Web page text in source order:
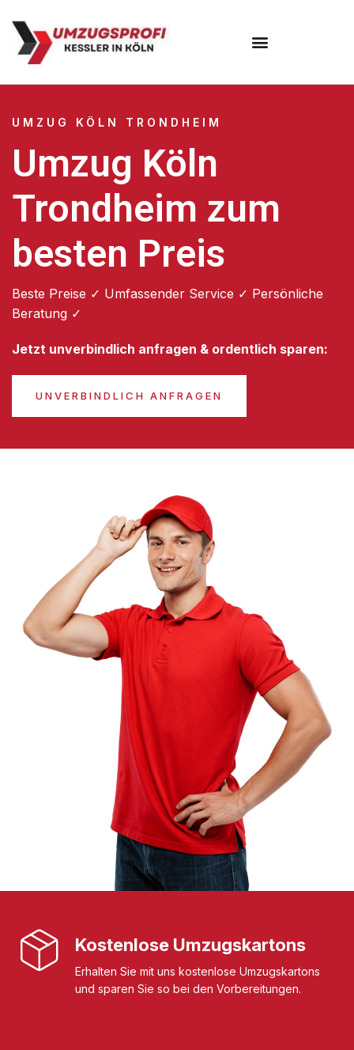
UMZUG KÖLN TRONDHEIM
Umzug Köln
Trondheim zum
besten Preis
Beste Preise ✓ Umfassender Service ✓ Persönliche
Beratung ✓
Jetzt unverbindlich anfragen & ordentlich sparen:
UNVERBINDLICH ANFRAGEN
Kostenlose Umzugskartons
Erhalten Sie mit uns kostenlose Umzugskartons
und sparen Sie so bei den Vorbereitungen.